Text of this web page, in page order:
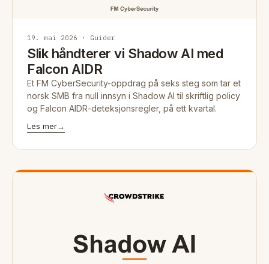
19. mai 2026 · Guider
Slik håndterer vi Shadow AI med
Falcon AIDR
Et FM CyberSecurity-oppdrag på seks steg som tar et
norsk SMB fra null innsyn i Shadow AI til skriftlig policy
og Falcon AIDR-deteksjonsregler, på ett kvartal.
Les mer→